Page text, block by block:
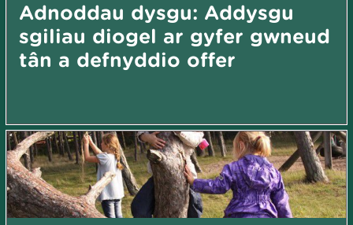
Adnoddau dysgu: Addysgu
sgiliau diogel ar gyfer gwneud
tân a defnyddio offer